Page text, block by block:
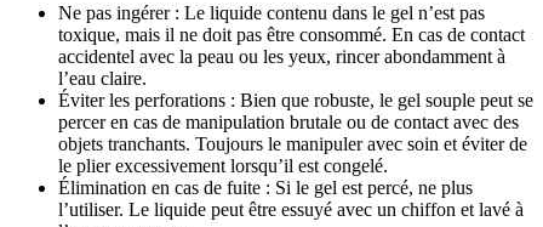
Ne pas ingérer : Le liquide contenu dans le gel n’est pas
toxique, mais il ne doit pas être consommé. En cas de contact
accidentel avec la peau ou les yeux, rincer abondamment à
l’eau claire.
Éviter les perforations : Bien que robuste, le gel souple peut se
percer en cas de manipulation brutale ou de contact avec des
objets tranchants. Toujours le manipuler avec soin et éviter de
le plier excessivement lorsqu’il est congelé.
Élimination en cas de fuite : Si le gel est percé, ne plus
l’utiliser. Le liquide peut être essuyé avec un chiffon et lavé à